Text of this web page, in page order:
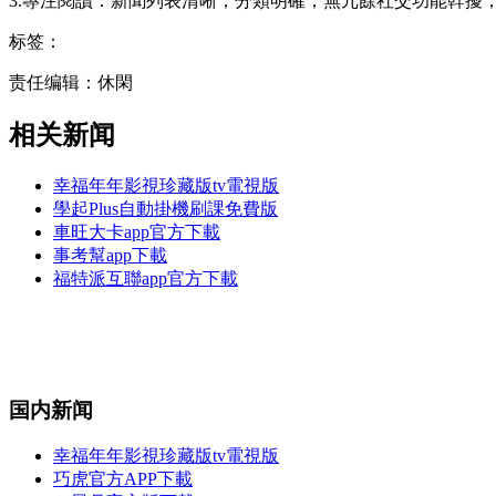
标签：
责任编辑：休閑
相关新闻
幸福年年影視珍藏版tv電視版
學起Plus自動掛機刷課免費版
車旺大卡app官方下載
事考幫app下載
福特派互聯app官方下載
国内新闻
幸福年年影視珍藏版tv電視版
巧虎官方APP下載